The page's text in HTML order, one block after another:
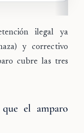
ilegal ya
y correctivo
cubre las tres
que el amparo